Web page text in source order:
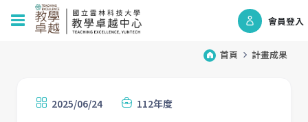
會員登入
首頁 計畫成果
2025/06/24 112年度